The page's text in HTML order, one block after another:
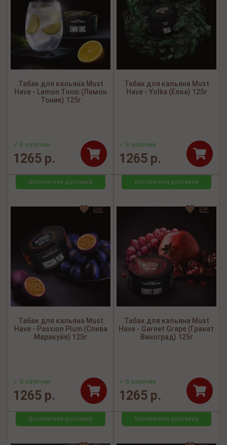
Табак для кальяна Must
Have - Lemon Tonic (Лимон
Тоник) 125г
✓ В наличии
1265 р.
Табак для кальяна Must
Have - Yolka (Елка) 125г
✓ В наличии
1265 р.
Бесплатная доставка
Табак для кальяна Must
Have - Passion Plum (Слива
Маракуйя) 125г
✓ В наличии
1265 р.
Бесплатная доставка
Табак для кальяна Must
Have - Garnet Grape (Гранат
Виноград) 125г
✓ В наличии
1265 р.
Бесплатная доставка Бесплатная доставка